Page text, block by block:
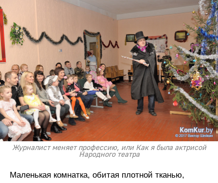
Журналист меняет профессию, или Как я была актрисой
Народного театра
Маленькая комнатка, обитая плотной тканью,